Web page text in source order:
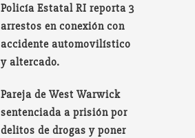
Policía Estatal RI reporta 3
arrestos en conexión con
accidente automovilístico
y altercado.
Pareja de West Warwick
sentenciada a prisión por
delitos de drogas y poner